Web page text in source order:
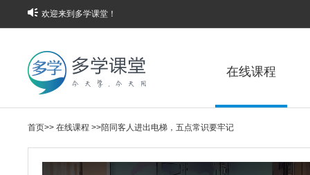
欢迎来到多学课堂！
在线课程
首页>> 在线课程 >>陪同客人进出电梯，五点常识要牢记